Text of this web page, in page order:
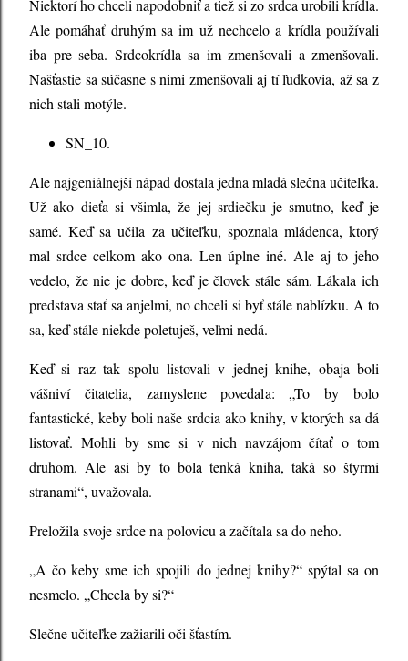
Niektorí ho chceli napodobniť a tiež si zo srdca urobili krídla.
Ale pomáhať druhým sa im už nechcelo a krídla používali
iba pre seba. Srdcokrídla sa im zmenšovali a zmenšovali.
Našťastie sa súčasne s nimi zmenšovali aj tí ľudkovia, až sa z
nich stali motýle.
SN_10.
Ale najgeniálnejší nápad dostala jedna mladá slečna učiteľka.
Už ako dieťa si všimla, že jej srdiečku je smutno, keď je
samé. Keď sa učila za učiteľku, spoznala mládenca, ktorý
mal srdce celkom ako ona. Len úplne iné. Ale aj to jeho
vedelo, že nie je dobre, keď je človek stále sám. Lákala ich
predstava stať sa anjelmi, no chceli si byť stále nablízku. A to
sa, keď stále niekde poletuješ, veľmi nedá.
Keď si raz tak spolu listovali v jednej knihe, obaja boli
vášniví čitatelia, zamyslene povedala: „To by bolo
fantastické, keby boli naše srdcia ako knihy, v ktorých sa dá
listovať. Mohli by sme si v nich navzájom čítať o tom
druhom. Ale asi by to bola tenká kniha, taká so štyrmi
stranami“, uvažovala.
Preložila svoje srdce na polovicu a začítala sa do neho.
„A čo keby sme ich spojili do jednej knihy?“ spýtal sa on
nesmelo. „Chcela by si?“
Slečne učiteľke zažiarili oči šťastím.